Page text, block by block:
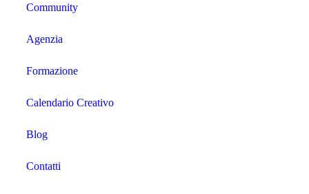
Community
Agenzia
Formazione
Calendario Creativo
Blog
Contatti